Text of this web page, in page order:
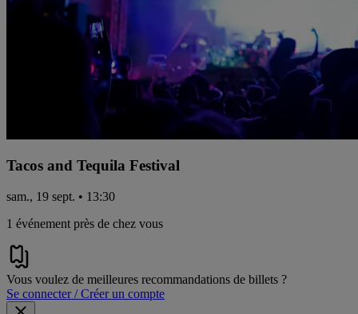
Tacos and Tequila Festival
sam., 19 sept. • 13:30
1 événement près de chez vous
Vous voulez de meilleures recommandations de billets ?
Se connecter / Créer un compte